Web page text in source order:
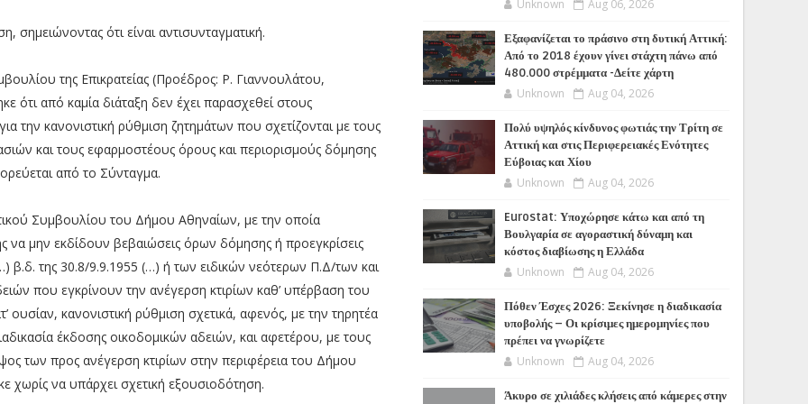
ότι είναι αντισυνταγματική.
της Επικρατείας (Προέδρος: Ρ. Γιαννουλάτου,
ότι από καμία διάταξη δεν έχει παρασχεθεί στους
την κανονιστική ρύθμιση ζητημάτων που σχετίζονται με τους
και τους εφαρμοστέους όρους και περιορισμούς δόμησης
από το Σύνταγμα.
Συμβουλίου του Δήμου Αθηναίων, με την οποία
να μην εκδίδουν βεβαιώσεις όρων δόμησης ή προεγκρίσεις
της 30.8/9.9.1955 (…) ή των ειδικών νεότερων Π.Δ/των και
που εγκρίνουν την ανέγερση κτιρίων καθ’ υπέρβαση του
κανονιστική ρύθμιση σχετικά, αφενός, με την τηρητέα
έκδοσης οικοδομικών αδειών, και αφετέρου, με τους
των προς ανέγερση κτιρίων στην περιφέρεια του Δήμου
χωρίς να υπάρχει σχετική εξουσιοδότηση.
Unknown Aug 06, 2026
Εξαφανίζεται το πράσινο στη δυτική Αττική:
Από το 2018 έχουν γίνει στάχτη πάνω από
480.000 στρέμματα -Δείτε χάρτη
Unknown Aug 04, 2026
Πολύ υψηλός κίνδυνος φωτιάς την Τρίτη σε
Αττική και στις Περιφερειακές Ενότητες
Εύβοιας και Χίου
Unknown Aug 04, 2026
Eurostat: Υποχώρησε κάτω και από τη
Βουλγαρία σε αγοραστική δύναμη και
κόστος διαβίωσης η Ελλάδα
Unknown Aug 04, 2026
Πόθεν Έσχες 2026: Ξεκίνησε η διαδικασία
υποβολής – Οι κρίσιμες ημερομηνίες που
πρέπει να γνωρίζετε
Unknown Aug 04, 2026
Άκυρο σε χιλιάδες κλήσεις από κάμερες στην